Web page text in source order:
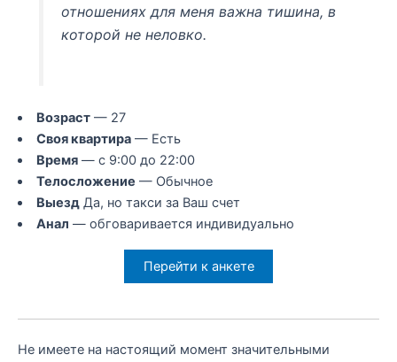
отношениях для меня важна тишина, в
которой не неловко.
Возраст— 27
Своя квартира— Есть
Время— с 9:00 до 22:00
Телосложение — Обычное
ВыездДа, но такси за Ваш счет
Анал — обговаривается индивидуально
Перейти к анкете
Не имеете на настоящий момент значительными